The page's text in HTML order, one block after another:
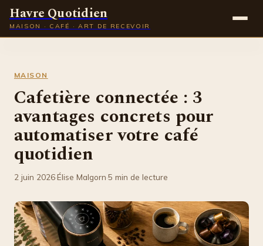
Havre Quotidien
MAISON · CAFÉ · ART DE RECEVOIR
Déco
Lifestyle
MAISON
Cafetière connectée : 3
avantages concrets pour
automatiser votre café
quotidien
2 juin 2026·Élise Malgorn·5 min de lecture